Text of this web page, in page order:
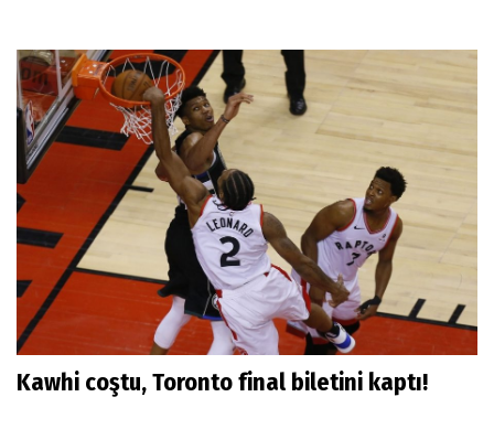
Kawhi coştu, Toronto final biletini kaptı!